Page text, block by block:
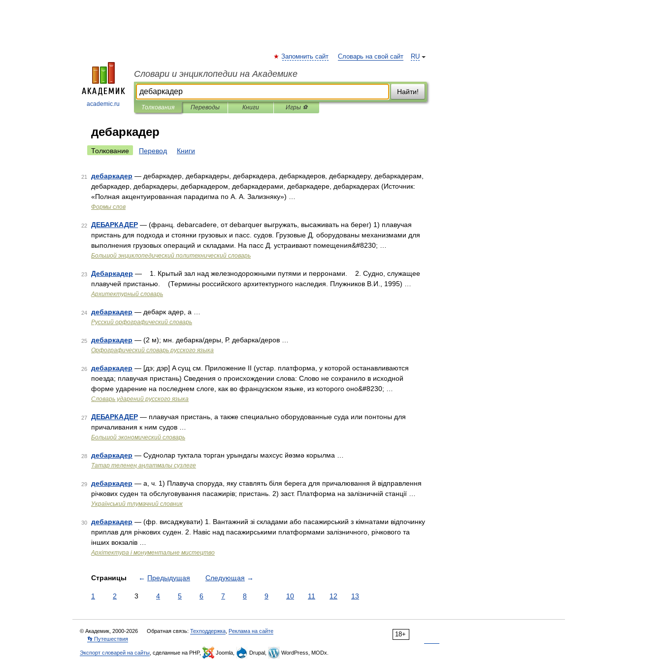
academic.ru
RU
Запомнить сайт Словарь на свой сайт
Словари и энциклопедии на Академике
Найти!
Толкования Переводы Книги Игры ⚽
дебаркадер
Толкование Перевод Книги
21 дебаркадер — дебаркадер, дебаркадеры, дебаркадера, дебаркадеров, дебаркадеру, дебаркадерам,
дебаркадер, дебаркадеры, дебаркадером, дебаркадерами, дебаркадере, дебаркадерах (Источник:
«Полная акцентуированная парадигма по А. А. Зализняку») …
Формы слов
22 ДЕБАРКАДЕР — (франц. debarcadere, от debarquer выгружать, высаживать на берег) 1) плавучая
пристань для подхода и стоянки грузовых и пасс. судов. Грузовые Д. оборудованы механизмами для
выполнения грузовых операций и складами. На пасс Д. устраивают помещения&#8230; …
Большой энциклопедический политехнический словарь
23 Дебаркадер — 1. Крытый зал над железнодорожными путями и перронами. 2. Судно, служащее
плавучей пристанью. (Термины российского архитектурного наследия. Плужников В.И., 1995) …
Архитектурный словарь
24 дебаркадер — дебарк адер, а …
Русский орфографический словарь
25 дебаркадер — (2 м); мн. дебарка/деры, Р. дебарка/деров …
Орфографический словарь русского языка
26 дебаркадер — [дэ; дэр] A сущ см. Приложение II (устар. платформа, у которой останавливаются
поезда; плавучая пристань) Сведения о происхождении слова: Слово не сохранило в исходной
форме ударение на последнем слоге, как во французском языке, из которого оно&#8230; …
Словарь ударений русского языка
27 ДЕБАРКАДЕР — плавучая пристань, а также специально оборудованные суда или понтоны для
причаливания к ним судов …
Большой экономический словарь
28 дебаркадер — Суднолар туктала торган урындагы махсус йөзмә корылма …
Татар теленең аңлатмалы сүзлеге
29 дебаркадер — а, ч. 1) Плавуча споруда, яку ставлять біля берега для причалювання й відправлення
річкових суден та обслуговування пасажирів; пристань. 2) заст. Платформа на залізничній станції …
Український тлумачний словник
30 дебаркадер — (фр. висаджувати) 1. Вантажний зі складами або пасажирський з кімнатами відпочинку
приплав для річкових суден. 2. Навіс над пасажирськими платформами залізничного, річкового та
інших вокзалів …
Архітектура і монументальне мистецтво
Страницы ← Предыдущая Следующая →
1 2 3 4 5 6 7 8 9 10 11 12 13
18+
© Академик, 2000-2026 Обратная связь: Техподдержка Реклама на сайте
👣 Путешествия
Экспорт словарей на сайты , сделанные на PHP, Joomla, Drupal, WordPress, MODx.